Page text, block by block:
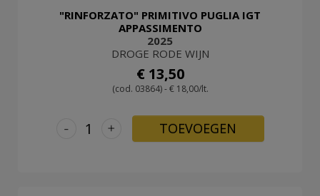
"RINFORZATO" PRIMITIVO PUGLIA IGT
APPASSIMENTO
2025
DROGE RODE WIJN
€ 13,50
(cod. 03864) - € 18,00/lt.
+
- TOEVOEGEN